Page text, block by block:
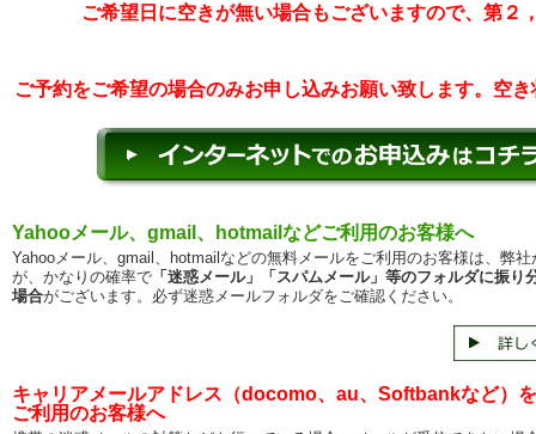
ご希望日に空きが無い場合もございますので、第
ご予約をご希望の場合のみお申し込みお願い致します。空
Yahooメール、gmail、hotmailなどご利用のお客様へ
Yahooメール、gmail、hotmailなどの無料メールをご利用のお客様は、弊
が、かなりの確率で 「迷惑メール」「スパムメール」等のフォルダに振り
場合がございます。必ず迷惑メールフォルダをご確認ください。
キャリアメールアドレス（docomo、au、Softbankなど）を
ご利用のお客様へ